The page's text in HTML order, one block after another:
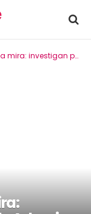
patrimonio de Adorni